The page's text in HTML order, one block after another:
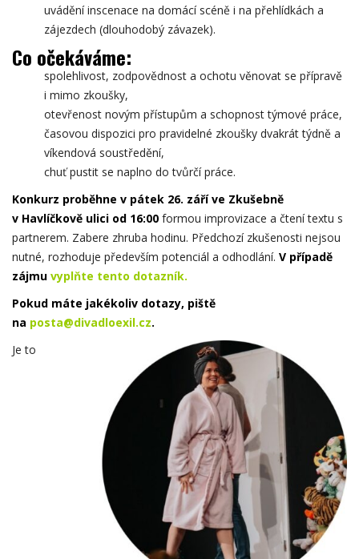
uvádění inscenace na domácí scéně i na přehlídkách a
zájezdech (dlouhodobý závazek).
Co očekáváme:
spolehlivost, zodpovědnost a ochotu věnovat se přípravě
i mimo zkoušky,
otevřenost novým přístupům a schopnost týmové práce,
časovou dispozici pro pravidelné zkoušky dvakrát týdně a
víkendová soustředění,
chuť pustit se naplno do tvůrčí práce.
Konkurz proběhne v pátek 26. září ve Zkušebně
v Havlíčkově ulici od 16:00 formou improvizace a čtení textu s
partnerem. Zabere zhruba hodinu. Předchozí zkušenosti nejsou
nutné, rozhoduje především potenciál a odhodlání. V případě
zájmu vyplňte tento dotazník.
Pokud máte jakékoliv dotazy, piště
na posta@divadloexil.cz.
Je to